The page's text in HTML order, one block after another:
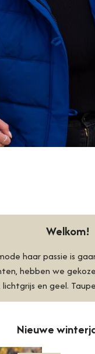
Welkom!
haar passie is
hebben we
lichtgrijs en geel.
Nieuwe